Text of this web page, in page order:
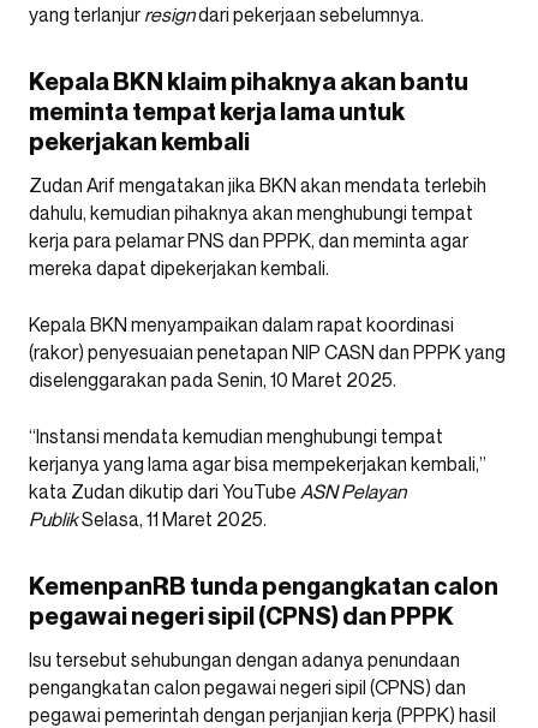
yang terlanjur resigndari pekerjaan sebelumnya.
Kepala BKN klaim pihaknya akan bantu
meminta tempat kerja lama untuk
pekerjakan kembali
Zudan Arif mengatakan jika BKN akan mendata terlebih
dahulu, kemudian pihaknya akan menghubungi tempat
kerja para pelamar PNS dan PPPK, dan meminta agar
mereka dapat dipekerjakan kembali.
Kepala BKN menyampaikan dalam rapat koordinasi
(rakor) penyesuaian penetapan NIP CASN dan PPPK yang
diselenggarakan pada Senin, 10 Maret 2025.
“Instansi mendata kemudian menghubungi tempat
kerjanya yang lama agar bisa mempekerjakan kembali,”
kata Zudan dikutip dari YouTube ASN Pelayan
PublikSelasa, 11 Maret 2025.
KemenpanRB tunda pengangkatan calon
pegawai negeri sipil (CPNS) dan PPPK
Isu tersebut sehubungan dengan adanya penundaan
pengangkatan calon pegawai negeri sipil (CPNS) dan
pegawai pemerintah dengan perjanjian kerja (PPPK) hasil